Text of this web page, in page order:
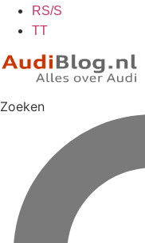
RS/S
TT
Zoeken